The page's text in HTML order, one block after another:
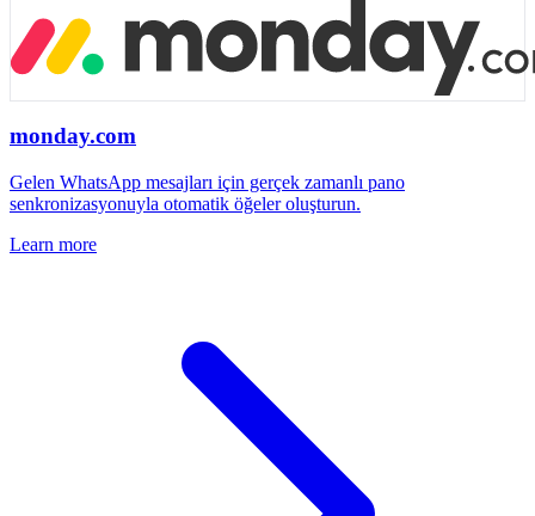
monday.com
Gelen WhatsApp mesajları için gerçek zamanlı pano
senkronizasyonuyla otomatik öğeler oluşturun.
Learn more